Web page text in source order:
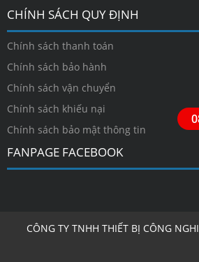
CHÍNH SÁCH QUY ĐỊNH
Chính sách thanh toán
Chính sách bảo hành
Chính sách vận chuyển
Chính sách khiếu nại
Chính sách bảo mật thông tin
FANPAGE FACEBOOK
CÔNG TY TNHH THIẾT BỊ CÔNG